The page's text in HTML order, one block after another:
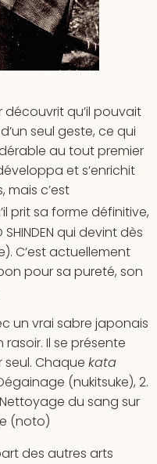
découvrit qu’il pouvait
seul geste, ce qui
au tout premier
et s’enrichit
c’est
prit sa forme définitive,
qui devint dès
C’est actuellement
pour sa pureté, son
un vrai sabre japonais
Il se présente
seul. Chaque kata
(nukitsuke), 2.
du sang sur
(noto)
des autres arts